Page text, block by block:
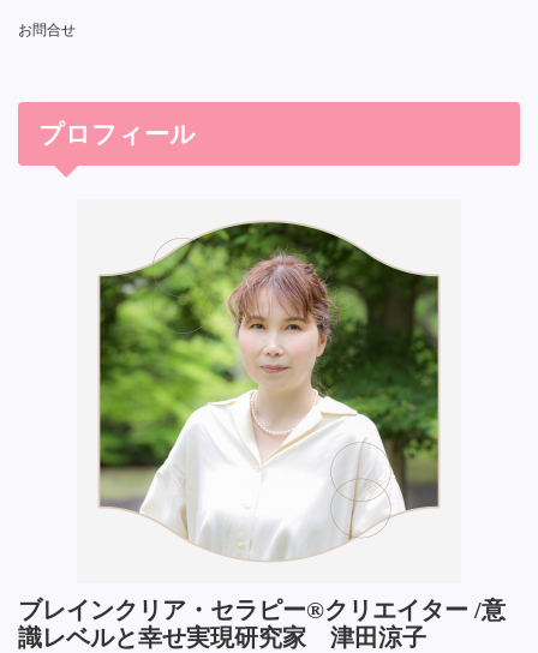
お問合せ
プロフィール
ブレインクリア・セラピー®クリエイター /意
識レベルと幸せ実現研究家 津田涼子